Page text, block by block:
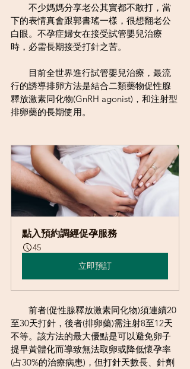
不少媽媽分享老公其實都不敢打，當
下的表情真會跟郭書瑤一樣，很想翻老公
白眼。不孕症婦女在接受試管嬰兒治療
時，必需長期接受打針之苦。
目前全世界進行試管嬰兒治療，最流
行的誘導排卵方法是結合二類藥物促性腺
釋放激素同化物(GnRH agonist)，和注射型
排卵藥的長期使用。
點入預約調經促孕服務
45
立即預訂
前者(促性腺釋放激素同化物)須連續20
至30天打針，後者(排卵藥)需注射8至12天
不等。該方法的最大優點是可以避免卵子
提早黃體化而導致無法取卵或降低懷孕率
(占30%的治療病患)，但打針天數長、針劑